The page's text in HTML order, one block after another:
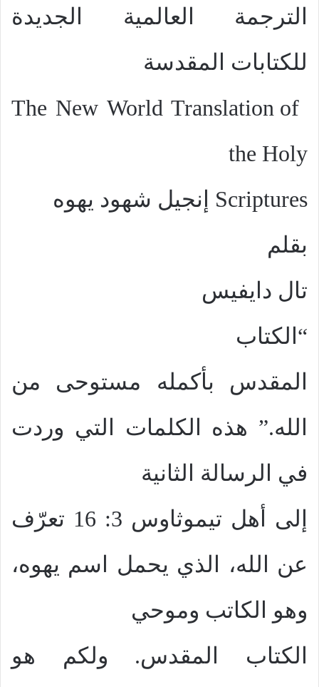
الترجمة العالمية الجديدة
للكتابات المقدسة
The New World Translation of
the Holy
Scriptures إنجيل شهود يهوه
بقلم
تال دايفيس
“الكتاب
المقدس بأكمله مستوحى من
الله.” هذه الكلمات التي وردت
في الرسالة الثانية
إلى أهل تيموثاوس 3: 16 تعرّف
عن الله، الذي يحمل اسم يهوه،
وهو الكاتب وموحي
الكتاب المقدس. ولكم هو